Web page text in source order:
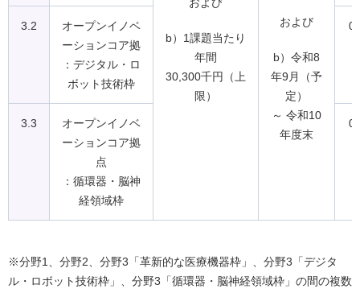
b）1課題当たり
年間
30,300千円（上
限）
および
b）令和8
年9月（予
定）
～ 令和10
年度末
3.2
オープンイノベ
ーションコア拠
：デジタル・ロ
ボット技術枠
0
3.3
オープンイノベ
ーションコア拠
点
：循環器・脳神
経領域枠
0
※分野1、分野2、分野3「革新的な医療機器枠」、分野3「デジタ
ル・ロボット技術枠」、分野3「循環器・脳神経領域枠」の間の複数